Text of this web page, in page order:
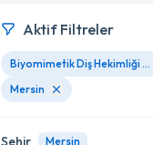
Aktif Filtreler
Biyomimetik Diş Hekimliği Uygulamaları
Mersin
Şehir Mersin